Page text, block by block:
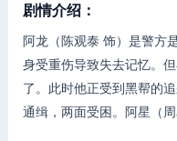
剧情介绍：
阿龙（陈观泰 饰）是警方
身受重伤导致失去记忆。
了。此时他正受到黑帮的
通缉，两面受困。阿星（